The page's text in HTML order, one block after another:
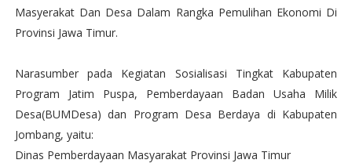
Masyerakat Dan Desa Dalam Rangka Pemulihan Ekonomi Di
Provinsi Jawa Timur.
Narasumber pada Kegiatan Sosialisasi Tingkat Kabupaten
Program Jatim Puspa, Pemberdayaan Badan Usaha Milik
Desa(BUMDesa) dan Program Desa Berdaya di Kabupaten
Jombang, yaitu:
Dinas Pemberdayaan Masyarakat Provinsi Jawa Timur